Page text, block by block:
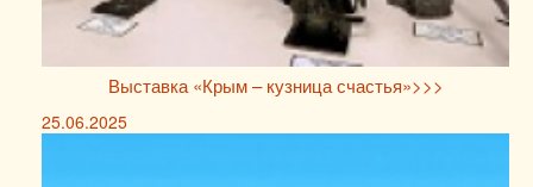
Выставка «Крым – кузница счастья»>>>
25.06.2025